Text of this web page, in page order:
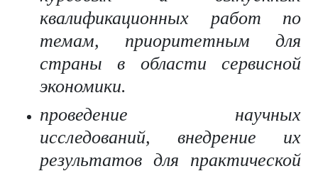
квалификационных работ по
темам, приоритетным для
страны в области сервисной
экономики.
проведение научных
исследований, внедрение их
результатов для практической